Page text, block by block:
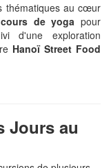
thématiques au cœur
cours de yoga pour
d'une exploration
Hanoï Street Food
Jours au